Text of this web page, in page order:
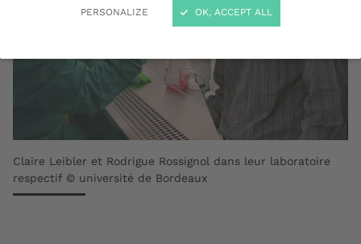
PERSONALIZE OK, ACCEPT ALL
Claire Leibler et Rodrigue Rossignol dans leur laboratoire
respectif © université de Bordeaux